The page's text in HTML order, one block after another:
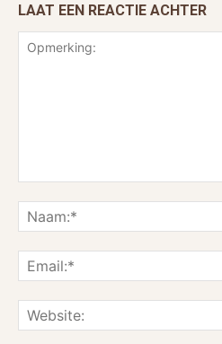
LAAT EEN REACTIE ACHTER